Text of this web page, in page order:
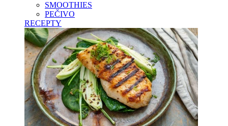
SMOOTHIES
PEČIVO
RECEPTY